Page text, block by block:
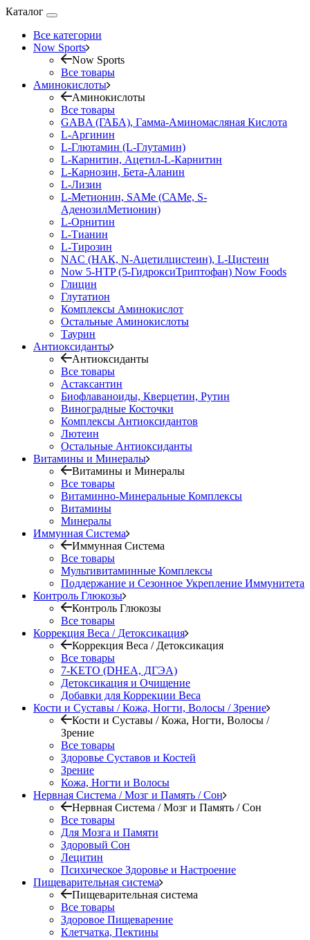
Каталог
Все категории
Now Sports
Now Sports
Все товары
Аминокислоты
Аминокислоты
Все товары
GABA (ГАБА), Гамма-Аминомасляная Кислота
L-Аргинин
L-Глютамин (L-Глутамин)
L-Карнитин, Ацетил-L-Карнитин
L-Карнозин, Бета-Аланин
L-Лизин
L-Метионин, SAMe (САМе, S-
АденозилМетионин)
L-Орнитин
L-Тианин
L-Тирозин
NAC (НАК, N-Ацетилцистеин), L-Цистеин
Now 5-HTP (5-ГидроксиТриптофан) Now Foods
Глицин
Глутатион
Комплексы Аминокислот
Остальные Аминокислоты
Таурин
Антиоксиданты
Антиоксиданты
Все товары
Астаксантин
Биофлаваноиды, Кверцетин, Рутин
Виноградные Косточки
Комплексы Антиоксидантов
Лютеин
Остальные Антиоксиданты
Витамины и Минералы
Витамины и Минералы
Все товары
Витаминно-Минеральные Комплексы
Витамины
Минералы
Иммунная Система
Иммунная Система
Все товары
Мультивитаминные Комплексы
Поддержание и Сезонное Укрепление Иммунитета
Контроль Глюкозы
Контроль Глюкозы
Все товары
Коррекция Веса / Детоксикация
Коррекция Веса / Детоксикация
Все товары
7-KETO (DHEA, ДГЭА)
Детоксикация и Очищение
Добавки для Коррекции Веса
Кости и Суставы / Кожа, Ногти, Волосы / Зрение
Кости и Суставы / Кожа, Ногти, Волосы /
Зрение
Все товары
Здоровье Суставов и Костей
Зрение
Кожа, Ногти и Волосы
Нервная Система / Мозг и Память / Сон
Нервная Система / Мозг и Память / Сон
Все товары
Для Мозга и Памяти
Здоровый Сон
Лецитин
Психическое Здоровье и Настроение
Пищеварительная система
Пищеварительная система
Все товары
Здоровое Пищеварение
Клетчатка, Пектины